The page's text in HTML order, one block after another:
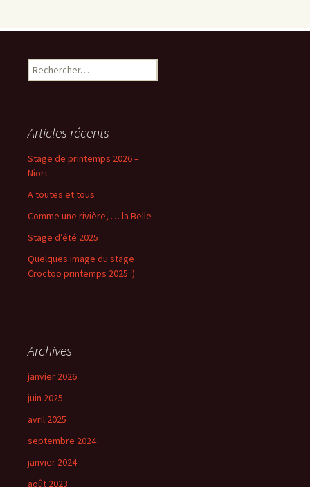
Rechercher :
Articles récents
Stage de printemps 2026 –
Niort
A toutes et tous
Comme une rivière, … la Belle
Stage d’été 2025
Quelques image du stage
Croctoo printemps 2025 :)
Archives
janvier 2026
juin 2025
avril 2025
septembre 2024
janvier 2024
août 2023